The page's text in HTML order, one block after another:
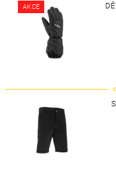
AKCE